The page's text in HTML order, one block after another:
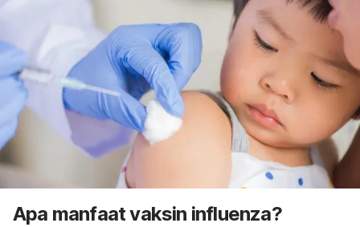
Apa manfaat vaksin influenza?